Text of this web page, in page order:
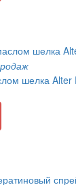
шелка Alter